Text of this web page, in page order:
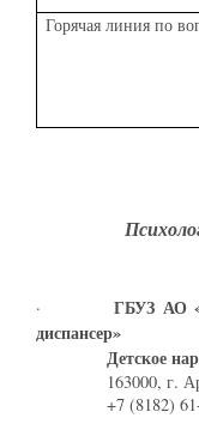
Горячая линия по
· ГБУЗ АО
диспансер»
Детское
163000, г.
+7 (8182)